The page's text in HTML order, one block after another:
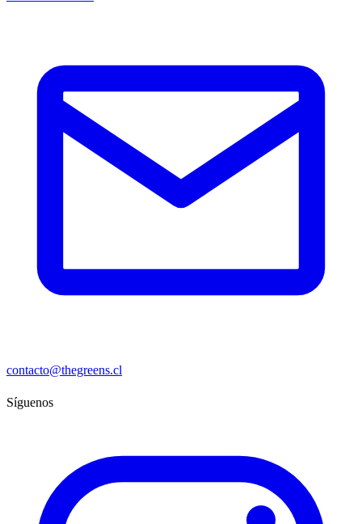
contacto@thegreens.cl
Síguenos